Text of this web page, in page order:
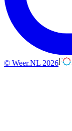
© Weer.NL 2026